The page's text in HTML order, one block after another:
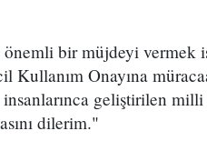
bir müjdeyi vermek
Onayına
geliştirilen milli
dilerim."